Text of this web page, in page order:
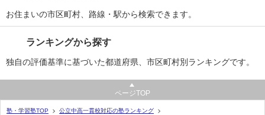
お住まいの市区町村、路線・駅から検索できます。
ランキングから探す
独自の評価基準に基づいた都道府県、市区町村別ランキングです。
ページTOP
塾・学習塾TOP
公立中高一貫校対応の塾ランキング